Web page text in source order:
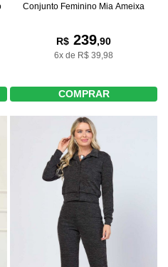
Conjunto Feminino Mia Ameixa
R$ 239,90
6x de R$ 39,98
COMPRAR